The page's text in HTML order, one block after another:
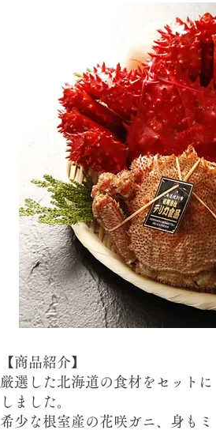
【商品紹介】
厳選した北海道の食材をセットに
しました。
希少な根室産の花咲ガニ、身もミ